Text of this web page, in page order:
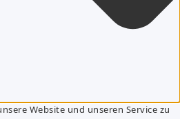
Website und unseren Service zu